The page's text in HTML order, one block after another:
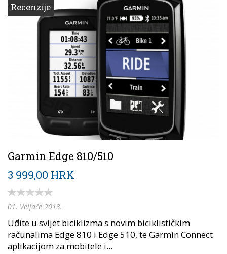
Recenzije
Garmin Edge 810/510
3 999,00 HRK
01. Veljače 2013.
Uđite u svijet biciklizma s novim biciklističkim
računalima Edge 810 i Edge 510, te Garmin Connect
aplikacijom za mobitele i...